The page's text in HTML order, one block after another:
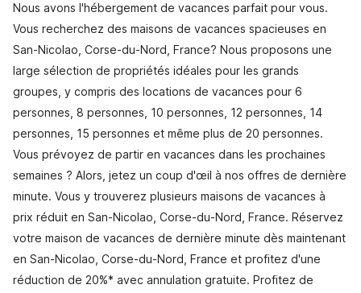
Nous avons l'hébergement de vacances parfait pour vous.
Vous recherchez des maisons de vacances spacieuses en
San-Nicolao, Corse-du-Nord, France? Nous proposons une
large sélection de propriétés idéales pour les grands
groupes, y compris des locations de vacances pour 6
personnes, 8 personnes, 10 personnes, 12 personnes, 14
personnes, 15 personnes et même plus de 20 personnes.
Vous prévoyez de partir en vacances dans les prochaines
semaines ? Alors, jetez un coup d'œil à nos offres de dernière
minute. Vous y trouverez plusieurs maisons de vacances à
prix réduit en San-Nicolao, Corse-du-Nord, France. Réservez
votre maison de vacances de dernière minute dès maintenant
en San-Nicolao, Corse-du-Nord, France et profitez d'une
réduction de 20%* avec annulation gratuite. Profitez de